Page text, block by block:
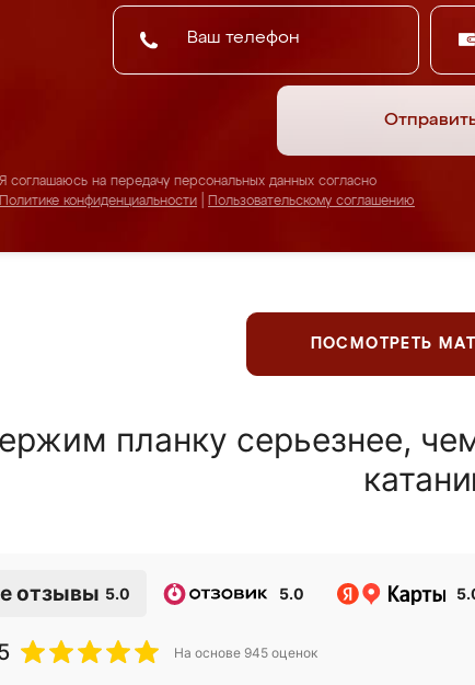
Я соглашаюсь на передачу персональных данных согласно
Политике конфиденциальности
Пользовательскому соглашению
ПОСМОТРЕТЬ
планку серьезнее,
отзывы 5.0 5.0
На основе 945 оценок